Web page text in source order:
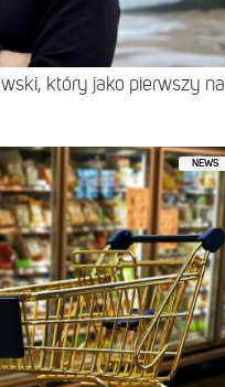
który jako pierwszy na
NEWS